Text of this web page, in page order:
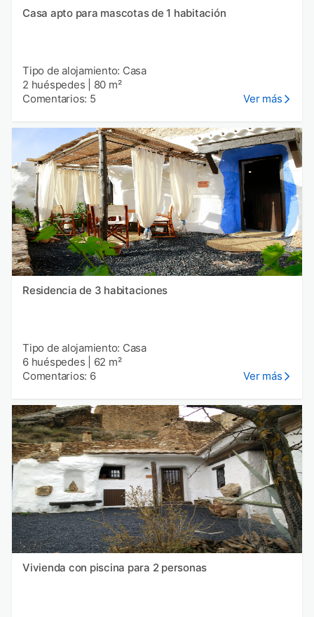
Casa apto para mascotas de 1 habitación
Tipo de alojamiento: Casa
2 huéspedes
80 m²
Comentarios: 5
Ver más
Residencia de 3 habitaciones
Tipo de alojamiento: Casa
6 huéspedes
62 m²
Comentarios: 6
Ver más
Vivienda con piscina para 2 personas